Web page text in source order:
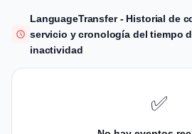
LanguageTransfer - Historial de
servicio y cronología del tiempo
inactividad
✅